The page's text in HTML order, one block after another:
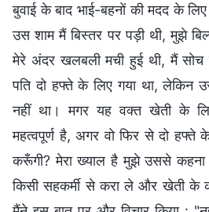
बुवाई के बाद भाई-बहनों की मदद के
उस शाम मैं बिस्तर पर पड़ी थी, मुझे
मेरे अंदर खलबली मची हुई थी, मैं सोच
पति दो हफ्ते के लिए गया था, लेकिन
नहीं था। मगर यह वक्त खेती के
महत्वपूर्ण है, अगर वो फिर से दो हफ्ते
करूँगी? मेरा ख्याल है मुझे उससे कहना
किसी सहकर्मी से करा ले और खेती के